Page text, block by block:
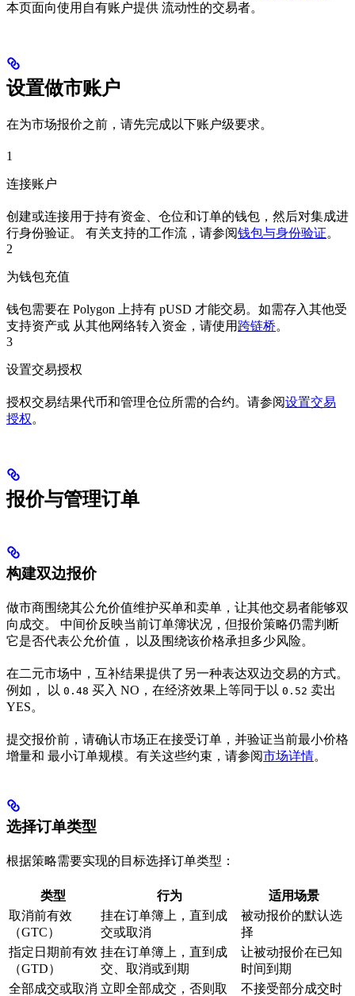
本页面向使用自有账户提供 流动性的交易者。
设置做市账户
在为市场报价之前，请先完成以下账户级要求。
1
连接账户
创建或连接用于持有资金、仓位和订单的钱包，然后对集成进
行身份验证。 有关支持的工作流，请参阅钱包与身份验证。
2
为钱包充值
钱包需要在 Polygon 上持有 pUSD 才能交易。如需存入其他受
支持资产或 从其他网络转入资金，请使用 跨链桥。
3
设置交易授权
授权交易结果代币和管理仓位所需的合约。请参阅设置交易
授权。
报价与管理订单
构建双边报价
做市商围绕其公允价值维护买单和卖单，让其他交易者能够双
向成交。 中间价反映当前订单簿状况，但报价策略仍需判断
它是否代表公允价值， 以及围绕该价格承担多少风险。
在二元市场中，互补结果提供了另一种表达双边交易的方式。
例如， 以 0.48 买入 NO，在经济效果上等同于以 0.52 卖出
YES。
提交报价前，请确认市场正在接受订单，并验证当前最小价格
增量和 最小订单规模。有关这些约束，请参阅市场详情。
选择订单类型
根据策略需要实现的目标选择订单类型：
类型 行为
适用场景
取消前有效
（GTC）
挂在订单簿上，直到成
交或取消
被动报价的默认选
择
指定日期前有效
（GTD）
挂在订单簿上，直到成
交、取消或到期
让被动报价在已知
时间到期
全部成交或取消 立即全部成交，否则取
不接受部分成交时